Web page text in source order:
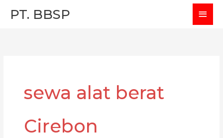
PT. BBSP
sewa alat berat
Cirebon